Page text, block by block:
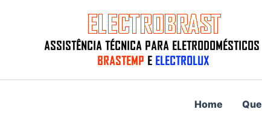
Home